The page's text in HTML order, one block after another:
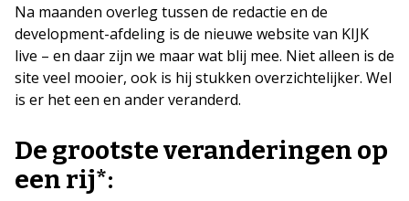
Na maanden overleg tussen de redactie en de
development-afdeling is de nieuwe website van KIJK
live – en daar zijn we maar wat blij mee. Niet alleen is de
site veel mooier, ook is hij stukken overzichtelijker. Wel
is er het een en ander veranderd.
De grootste veranderingen op
een rij*: